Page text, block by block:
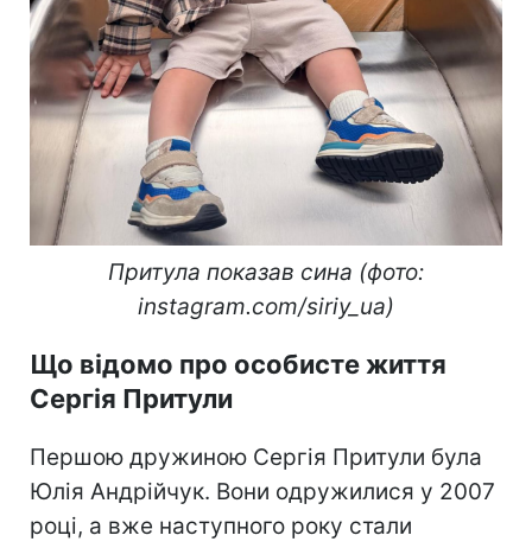
Притула показав сина (фото:
instagram.com/siriy_ua)
Що відомо про особисте життя
Сергія Притули
Першою дружиною Сергія Притули була
Юлія Андрійчук. Вони одружилися у 2007
році, а вже наступного року стали